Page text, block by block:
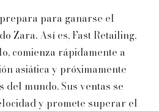
para ganarse el
Zara. Así es, Fast Retailing,
comienza rápidamente a
asiática y próximamente
mundo. Sus ventas se
y promete superar el